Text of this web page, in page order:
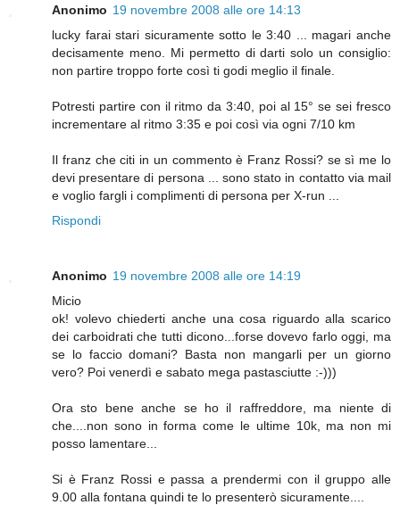
Anonimo 19 novembre 2008 alle ore 14:13
lucky farai stari sicuramente sotto le 3:40 ... magari anche
decisamente meno. Mi permetto di darti solo un consiglio:
non partire troppo forte così ti godi meglio il finale.
Potresti partire con il ritmo da 3:40, poi al 15° se sei fresco
incrementare al ritmo 3:35 e poi così via ogni 7/10 km
Il franz che citi in un commento è Franz Rossi? se sì me lo
devi presentare di persona ... sono stato in contatto via mail
e voglio fargli i complimenti di persona per X-run ...
Rispondi
Anonimo 19 novembre 2008 alle ore 14:19
Micio
ok! volevo chiederti anche una cosa riguardo alla scarico
dei carboidrati che tutti dicono...forse dovevo farlo oggi, ma
se lo faccio domani? Basta non mangarli per un giorno
vero? Poi venerdì e sabato mega pastasciutte :-)))
Ora sto bene anche se ho il raffreddore, ma niente di
che....non sono in forma come le ultime 10k, ma non mi
posso lamentare...
Si è Franz Rossi e passa a prendermi con il gruppo alle
9.00 alla fontana quindi te lo presenterò sicuramente....